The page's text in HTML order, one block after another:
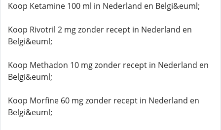
Koop Ketamine 100 ml in Nederland en Belgi&euml;
Koop Rivotril 2 mg zonder recept in Nederland en
Belgi&euml;
Koop Methadon 10 mg zonder recept in Nederland en
Belgi&euml;
Koop Morfine 60 mg zonder recept in Nederland en
Belgi&euml;